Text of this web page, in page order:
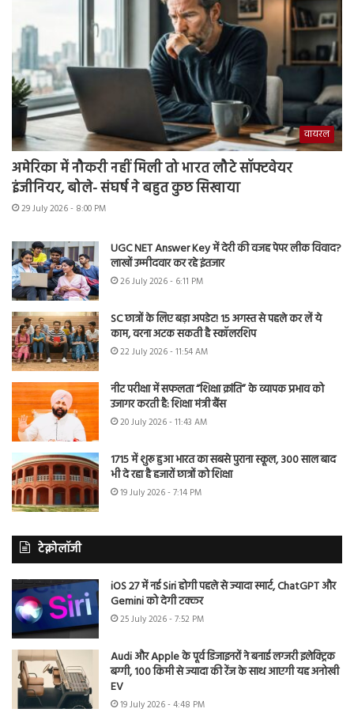
वायरल
अमेरिका में नौकरी नहीं मिली तो भारत लौटे सॉफ्टवेयर
इंजीनियर, बोले- संघर्ष ने बहुत कुछ सिखाया
29 July 2026 - 8:00 PM
UGC NET Answer Key में देरी की वजह पेपर लीक विवाद?
लाखों उम्मीदवार कर रहे इंतजार
26 July 2026 - 6:11 PM
SC छात्रों के लिए बड़ा अपडेट! 15 अगस्त से पहले कर लें ये
काम, वरना अटक सकती है स्कॉलरशिप
22 July 2026 - 11:54 AM
नीट परीक्षा में सफलता “शिक्षा क्रांति” के व्यापक प्रभाव को
उजागर करती है: शिक्षा मंत्री बैंस
20 July 2026 - 11:43 AM
1715 में शुरू हुआ भारत का सबसे पुराना स्कूल, 300 साल बाद
भी दे रहा है हजारों छात्रों को शिक्षा
19 July 2026 - 7:14 PM
टेक्नोलॉजी
iOS 27 में नई Siri होगी पहले से ज्यादा स्मार्ट, ChatGPT और
Gemini को देगी टक्कर
25 July 2026 - 7:52 PM
Audi और Apple के पूर्व डिजाइनरों ने बनाई लग्जरी इलेक्ट्रिक
बग्गी, 100 किमी से ज्यादा की रेंज के साथ आएगी यह अनोखी
EV
19 July 2026 - 4:48 PM